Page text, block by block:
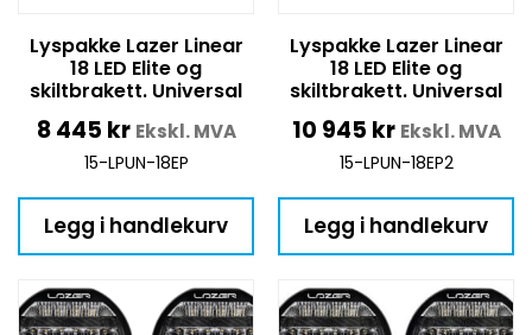
Lyspakke Lazer Linear
18 LED Elite og
skiltbrakett. Universal
8 445 kr Ekskl. MVA
15-LPUN-18EP
Legg i handlekurv
Lyspakke Lazer Linear
18 LED Elite og
skiltbrakett. Universal
10 945 kr Ekskl. MVA
15-LPUN-18EP2
Legg i handlekurv